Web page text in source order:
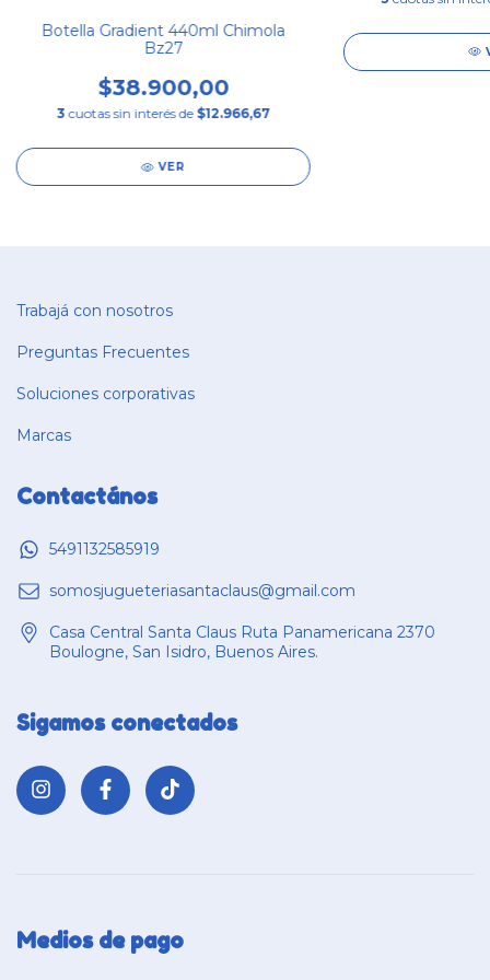
Botella Gradient 440ml Chimola
Bz27
$38.900,00
3 cuotas sin interés de $12.966,67
VER
Trabajá con nosotros
Preguntas Frecuentes
Soluciones corporativas
Marcas
Contactános
5491132585919
somosjugueteriasantaclaus@gmail.com
Casa Central Santa Claus Ruta Panamericana 2370
Boulogne, San Isidro, Buenos Aires.
Sigamos conectados
Medios de pago